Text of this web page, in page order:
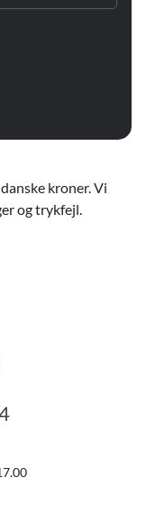
kroner. Vi
og trykfejl.